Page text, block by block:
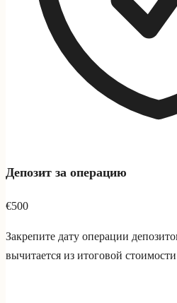
Депозит за операцию
€500
Закрепите дату операции
вычитается из итоговой